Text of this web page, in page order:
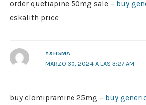
order quetiapine 50mg sale – buy
eskalith price
YXHSMA
MARZO 30, 2024 A LAS 3:27 AM
buy clomipramine 25mg – buy